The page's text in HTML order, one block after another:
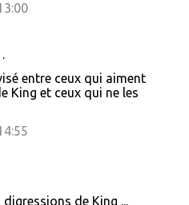
entre ceux qui aiment
King et ceux qui ne les
de King ...